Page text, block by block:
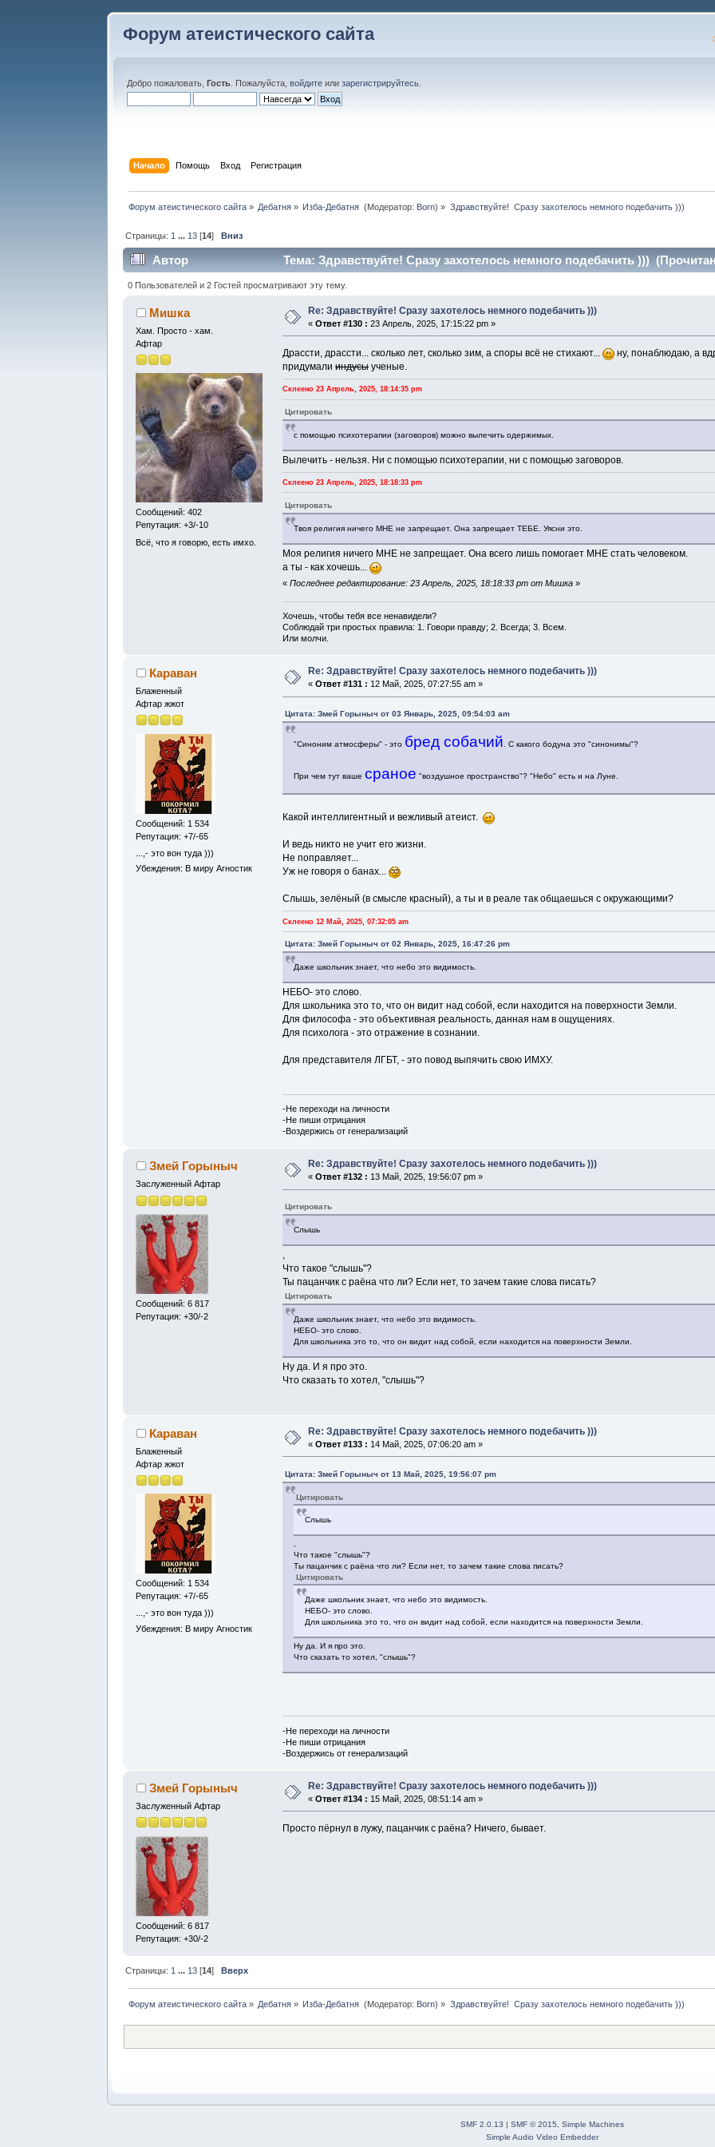
Форум атеистического сайта
Добро пожаловать,Гость . Пожалуйста,войдите илизарегистрируйтесь
Начало Помощь Вход Регистрация
Форум атеистического сайта» Дебатня» Изба-Дебатня (Модератор: Born) » Здравствуйте!  Сразу захотелось немного подебачить )))
Страницы: 1 ... 13[14] Вниз
Автор Тема: Здравствуйте! Сразу захотелось немного подебачить )))
0 Пользователей и 2 Гостей просматривают эту тему.
Мишка
Хам. Просто - хам.
Афтар
Сообщений: 402
Репутация: +3/-10
Всё, что я говорю, есть имхо.
Re: Здравствуйте! Сразу захотелось немного подебачить )))
«Ответ #130 : 23 Апрель, 2025, 17:15:22 pm »
Драссти, драссти... сколько лет, сколько зим, а споры всё не стихают...
ну, понаблюдаю, а
придумалииндусы ученые.
Склеено 23 Апрель, 2025, 18:14:35 pm
Цитировать
с помощью психотерапии (заговоров) можно вылечить одержимых.
Вылечить - нельзя. Ни с помощью психотерапии, ни с помощью заговоров.
Склеено 23 Апрель, 2025, 18:18:33 pm
Цитировать
Твоя религия ничего МНЕ не запрещает. Она запрещает ТЕБЕ. Уясни это.
Моя религия ничего МНЕ не запрещает. Она всего лишь помогает МНЕ стать человеком.
а ты - как хочешь...
«Последнее редактирование: 23 Апрель, 2025, 18:18:33 pm от Мишка »
Хочешь, чтобы тебя все ненавидели?
Соблюдай три простых правила: 1. Говори правду; 2. Всегда; 3. Всем.
Или молчи.
Караван
Блаженный
Афтар жжот
Сообщений: 1 534
Репутация: +7/-65
...,- это вон туда )))
Убеждения: В миру Агностик
Re: Здравствуйте! Сразу захотелось немного подебачить )))
«Ответ #131 : 12 Май, 2025, 07:27:55 am »
Цитата: Змей Горыныч от 03 Январь, 2025, 09:54:03 am
"Синоним атмосферы" - это бред собачий . С какого бодуна это "синонимы"?
При чем тут вашесраное "воздушное пространство"? "Небо" есть и на Луне.
Какой интеллигентный и вежливый атеист.
И ведь никто не учит его жизни.
Не поправляет...
Уж не говоря о банах...
Слышь, зелёный (в смысле красный), а ты и в реале так общаешься с окружающими?
Склеено 12 Май, 2025, 07:32:05 am
Цитата: Змей Горыныч от 02 Январь, 2025, 16:47:26 pm
Даже школьник знает, что небо это видимость.
НЕБО- это слово.
Для школьника это то, что он видит над собой, если находится на поверхности Земли.
Для философа - это объективная реальность, данная нам в ощущениях.
Для психолога - это отражение в сознании.
Для представителя ЛГБТ, - это повод выпячить свою ИМХУ.
-Не переходи на личности
-Не пиши отрицания
-Воздержись от генерализаций
Змей Горыныч
Заслуженный Афтар
Сообщений: 6 817
Репутация: +30/-2
Re: Здравствуйте! Сразу захотелось немного подебачить )))
«Ответ #132 : 13 Май, 2025, 19:56:07 pm »
Цитировать
Слышь
,
Что такое "слышь"?
Ты пацанчик с раёна что ли? Если нет, то зачем такие слова писать?
Цитировать
Даже школьник знает, что небо это видимость.
НЕБО- это слово.
Для школьника это то, что он видит над собой, если находится на поверхности Земли.
Ну да. И я про это.
Что сказать то хотел, "слышь"?
Караван
Блаженный
Афтар жжот
Сообщений: 1 534
Репутация: +7/-65
...,- это вон туда )))
Убеждения: В миру Агностик
Re: Здравствуйте! Сразу захотелось немного подебачить )))
«Ответ #133 : 14 Май, 2025, 07:06:20 am »
Цитата: Змей Горыныч от 13 Май, 2025, 19:56:07 pm
Цитировать
Слышь
Что такое "слышь"?
Ты пацанчик с раёна что ли? Если нет, то зачем такие слова писать?
Цитировать
Даже школьник знает, что небо это видимость.
НЕБО- это слово.
Для школьника это то, что он видит над собой, если находится на поверхности Земли.
Ну да. И я про это.
Что сказать то хотел, "слышь"?
-Не переходи на личности
-Не пиши отрицания
-Воздержись от генерализаций
Змей Горыныч
Заслуженный Афтар
Сообщений: 6 817
Репутация: +30/-2
Re: Здравствуйте! Сразу захотелось немного подебачить )))
«Ответ #134 : 15 Май, 2025, 08:51:14 am »
Просто пёрнул в лужу, пацанчик с раёна? Ничего, бывает.
Страницы: 1 ... 13[14] Вверх
Форум атеистического сайта» Дебатня» Изба-Дебатня (Модератор: Born) » Здравствуйте!  Сразу захотелось немного подебачить )))
SMF 2.0.13 | SMF © 2015
Simple Machines
Simple Audio Video Embedder